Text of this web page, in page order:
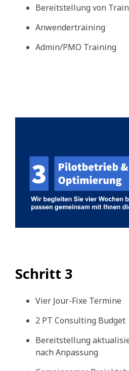
Bereitstellung von
Anwendertraining
Admin/PMO Training
Schritt 3
Vier Jour-Fixe Termine
2 PT Consulting Budget
Bereitstellung
nach Anpassung